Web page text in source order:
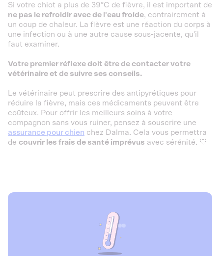
Si votre chiot a plus de 39°C de fièvre, il est important de
ne pas le refroidir avec de l'eau froide, contrairement à
un coup de chaleur. La fièvre est une réaction du corps à
une infection ou à une autre cause sous-jacente, qu'il
faut examiner.
Votre premier réflexe doit être de contacter votre
vétérinaire et de suivre ses conseils.
Le vétérinaire peut prescrire des antipyrétiques pour
réduire la fièvre, mais ces médicaments peuvent être
coûteux. Pour offrir les meilleurs soins à votre
compagnon sans vous ruiner, pensez à souscrire une
assurance pour chien chez Dalma. Cela vous permettra
de couvrir les frais de santé imprévus avec sérénité. 💙